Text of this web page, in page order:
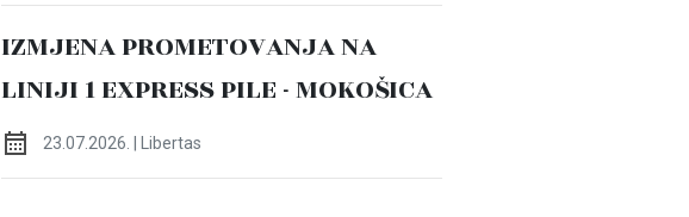
IZMJENA PROMETOVANJA NA
LINIJI 1 EXPRESS PILE - MOKOŠICA
23.07.2026. | Libertas